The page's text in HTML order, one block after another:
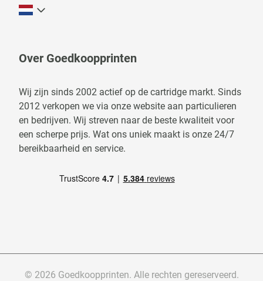
Over Goedkoopprinten
Wij zijn sinds 2002 actief op de cartridge markt. Sinds
2012 verkopen we via onze website aan particulieren
en bedrijven. Wij streven naar de beste kwaliteit voor
een scherpe prijs. Wat ons uniek maakt is onze 24/7
bereikbaarheid en service.
© 2026 Goedkoopprinten. Alle rechten gereserveerd.